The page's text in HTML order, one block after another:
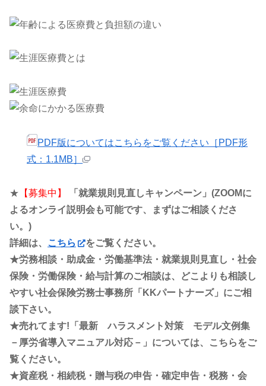
PDF版についてはこちらをご覧ください［PDF形
式：1.1MB］
★ 【募集中】
「就業規則見直しキャンペーン」(ZOOMに
よるオンライ説明会も可能です、まずはご相談くださ
い。)
詳細は、
こちら
をご覧ください。
★労務相談・助成金・労働基準法・就業規則見直し・社会
保険・労働保険・給与計算のご相談は、どこよりも相談し
やすい社会保険労務士事務所「KKパートナーズ」にご相
談下さい。
★売れてます!「最新 ハラスメント対策 モデル文例集
－厚労省導入マニュアル対応－」については、こちらをご
覧ください。
★資産税・相続税・贈与税の申告・確定申告・税務・会